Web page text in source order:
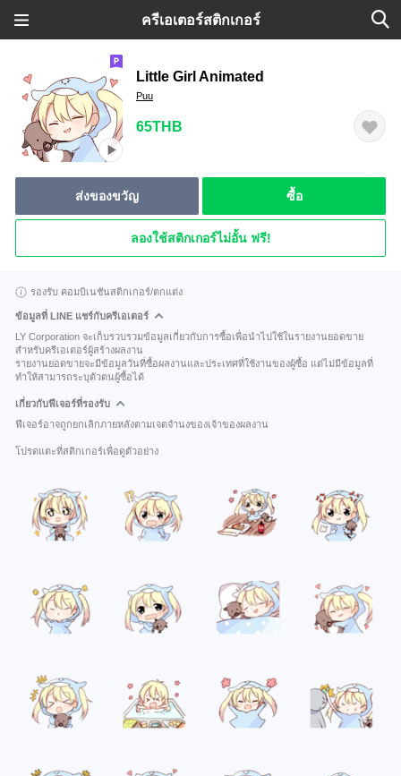
ครีเอเตอร์สติกเกอร์
Little Girl Animated
Puu
65THB
ส่งของขวัญ ซื้อ
ลองใช้สติกเกอร์ไม่อั้น ฟรี!
รองรับ คอมบิเนชันสติกเกอร์/ตกแต่ง
ข้อมูลที่ LINE แชร์กับครีเอเตอร์
LY Corporation จะเก็บรวบรวมข้อมูลเกี่ยวกับการซื้อเพื่อนำไปใช้ในรายงานยอดขาย
สำหรับครีเอเตอร์ผู้สร้างผลงาน
รายงานยอดขายจะมีข้อมูลวันที่ซื้อผลงานและประเทศที่ใช้งานของผู้ซื้อ แต่ไม่มีข้อมูลที่
ทำให้สามารถระบุตัวตนผู้ซื้อได้
เกี่ยวกับฟีเจอร์ที่รองรับ
ฟีเจอร์อาจถูกยกเลิกภายหลังตามเจตจำนงของเจ้าของผลงาน
โปรดแตะที่สติกเกอร์เพื่อดูตัวอย่าง